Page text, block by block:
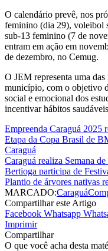
O calendário prevê, nos
feminino (dia 29), voleibol
sub-13 feminino (7 de
entram em ação em
de dezembro, no Cemug.
O JEM representa uma
município, com o objetivo
social e emocional dos
incentivar hábitos
Empreenda Caraguá 2025
Etapa da Copa Brasil de
Caraguá
Caraguá realiza Semana
Bertioga participa de
Plantio de árvores nativas
MARCADO:Caraguá
Compartilhar este Artigo
Facebook Whatsapp
Imprimir
Compartilhar
O que você acha desta